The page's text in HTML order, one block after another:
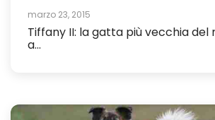
marzo 23, 2015
Tiffany II: la gatta più vecchia del
a...